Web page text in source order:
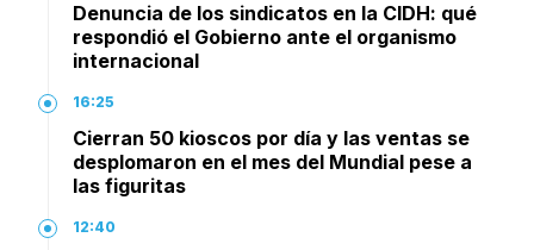
Denuncia de los sindicatos en la CIDH: qué
respondió el Gobierno ante el organismo
internacional
16:25
Cierran 50 kioscos por día y las ventas se
desplomaron en el mes del Mundial pese a
las figuritas
12:40